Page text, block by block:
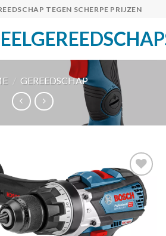
TEGEN SCHERPE PRIJZEN
/ GEREEDSCHAP
Toevoegen
aan
verlanglijst